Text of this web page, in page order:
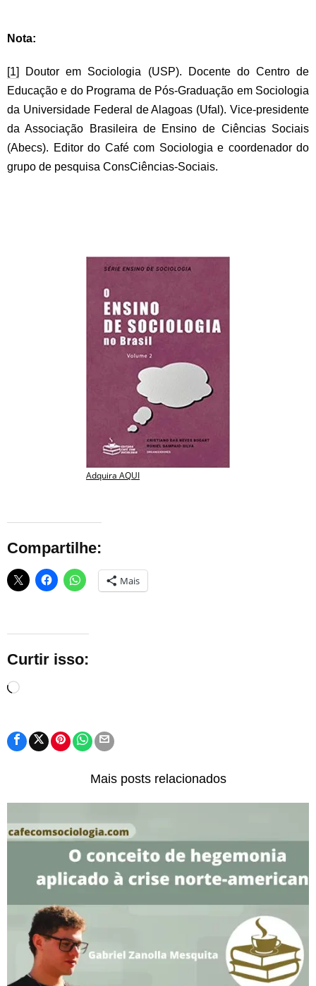
Nota:
[1]
Doutor em Sociologia (USP). Docente do Centro de
Educação e do Programa de Pós-Graduação em Sociologia
da Universidade Federal de Alagoas (Ufal). Vice-presidente
da Associação Brasileira de Ensino de Ciências Sociais
(Abecs). Editor do Café com Sociologia e coordenador do
grupo de pesquisa ConsCiências-Sociais.
Adquira AQUI
Compartilhe:
Mais
Curtir isso:
Carregando...
Mais posts relacionados